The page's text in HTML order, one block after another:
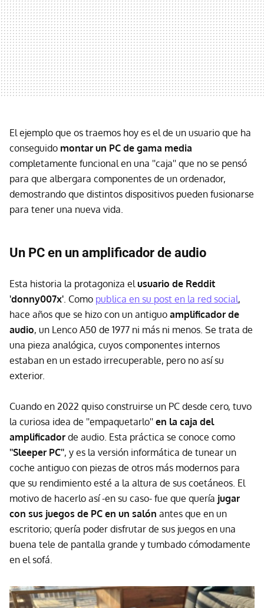
El ejemplo que os traemos hoy es el de un usuario que ha
conseguido montar un PC de gama media
completamente funcional en una ''caja'' que no se pensó
para que albergara componentes de un ordenador,
demostrando que distintos dispositivos pueden fusionarse
para tener una nueva vida.
Un PC en un amplificador de audio
Esta historia la protagoniza elusuario de Reddit
'donny007x'. Como publica en su post en la red social,
hace años que se hizo con un antiguo amplificador de
audio, un Lenco A50 de 1977 ni más ni menos. Se trata de
una pieza analógica, cuyos componentes internos
estaban en un estado irrecuperable, pero no así su
exterior.
Cuando en 2022 quiso construirse un PC desde cero, tuvo
la curiosa idea de ''empaquetarlo'' en la caja del
amplificador de audio. Esta práctica se conoce como
''Sleeper PC'', y es la versión informática de tunear un
coche antiguo con piezas de otros más modernos para
que su rendimiento esté a la altura de sus coetáneos. El
motivo de hacerlo así -en su caso- fue que quería jugar
con sus juegos de PC en un salón antes que en un
escritorio; quería poder disfrutar de sus juegos en una
buena tele de pantalla grande y tumbado cómodamente
en el sofá.